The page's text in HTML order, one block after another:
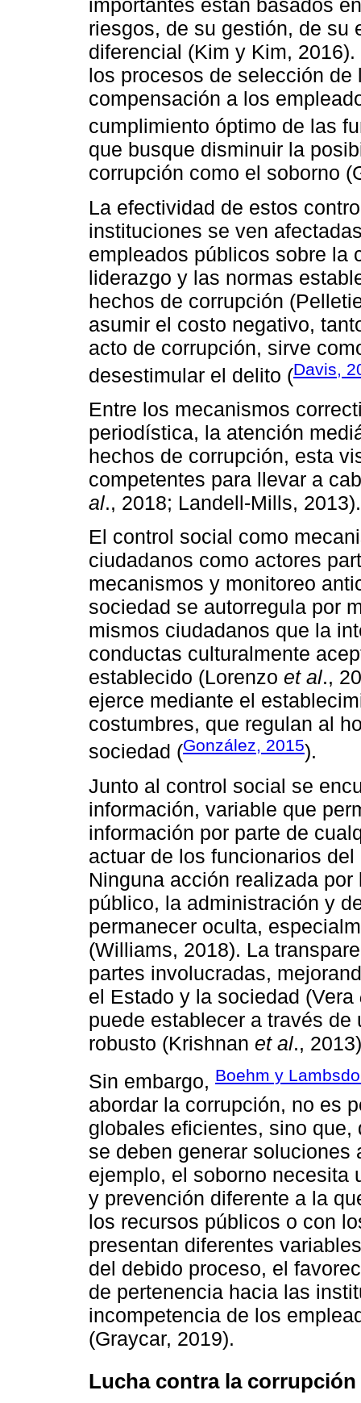
importantes están basados
riesgos, de su gestión, de su
diferencial (Kim y Kim,
los procesos de selección
compensación a los
cumplimiento óptimo de las
que busque disminuir la
corrupción como el soborno
La efectividad de estos
instituciones se ven
empleados públicos sobre la
liderazgo y las normas
hechos de corrupción
asumir el costo negativo,
acto de corrupción, sirve
desestimular el delito (Davis,
Entre los mecanismos
periodística, la atención
hechos de corrupción, esta
competentes para llevar a
al., 2018; Landell-Mills, 2013).
El control social como
ciudadanos como actores
mecanismos y monitoreo
sociedad se autorregula por
mismos ciudadanos que la
conductas culturalmente
establecido (Lorenzo et al.,
ejerce mediante el
costumbres, que regulan al
sociedad (González, 2015).
Junto al control social se
información, variable que
información por parte de
actuar de los funcionarios
Ninguna acción realizada
público, la administración y
permanecer oculta,
(Williams, 2018). La
partes involucradas,
el Estado y la sociedad (Vera
puede establecer a través
robusto (Krishnan et al.,
Sin embargo, Boehm y
abordar la corrupción, no es
globales eficientes, sino
se deben generar
ejemplo, el soborno necesita
y prevención diferente a la
los recursos públicos o con
presentan diferentes
del debido proceso, el
de pertenencia hacia las
incompetencia de los
(Graycar, 2019).
Lucha contra la